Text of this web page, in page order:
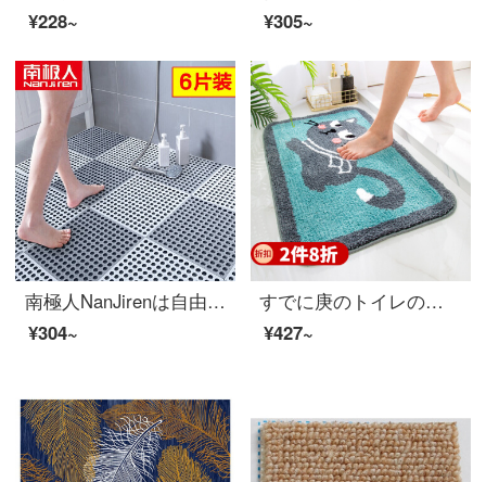
¥228~
¥305~
南極人NanJirenは自由にバスルームの滑り止めマットをつなぎます。足の敷きが透きます。水をあけて疎水性のマットを敷いてトイレのシャワールームのバスタブホテルを裁断します。30*30 cm 6枚のセットを自由に裁断できます。
¥304~
すでに庚のトイレの浴室の入り口の家庭用吸水滑り止めマットバスタブの浴室マットトイレの吸水マットの入り口に入ります。
¥427~